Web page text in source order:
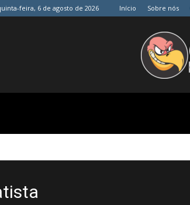
feira, 6 de agosto de 2026 Início Sobre nós